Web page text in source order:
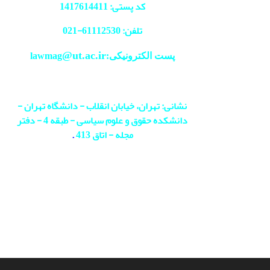
کد پستی: 1417614411
تلفن: 61112530-
021
پست الکترونیکی:lawmag@ut.ac.ir
نشانی: تهران، خیابان انقلاب - دانشگاه تهران -
دانشکده حقوق و علوم سیاسی - طبقه 4 - دفتر
مجله - اتاق 413
.